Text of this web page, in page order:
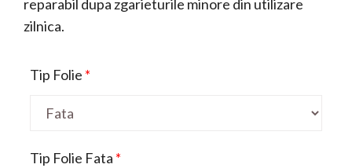
reparabil dupa zgarieturile minore din utilizare
zilnica.
Tip Folie *
Tip Folie Fata *